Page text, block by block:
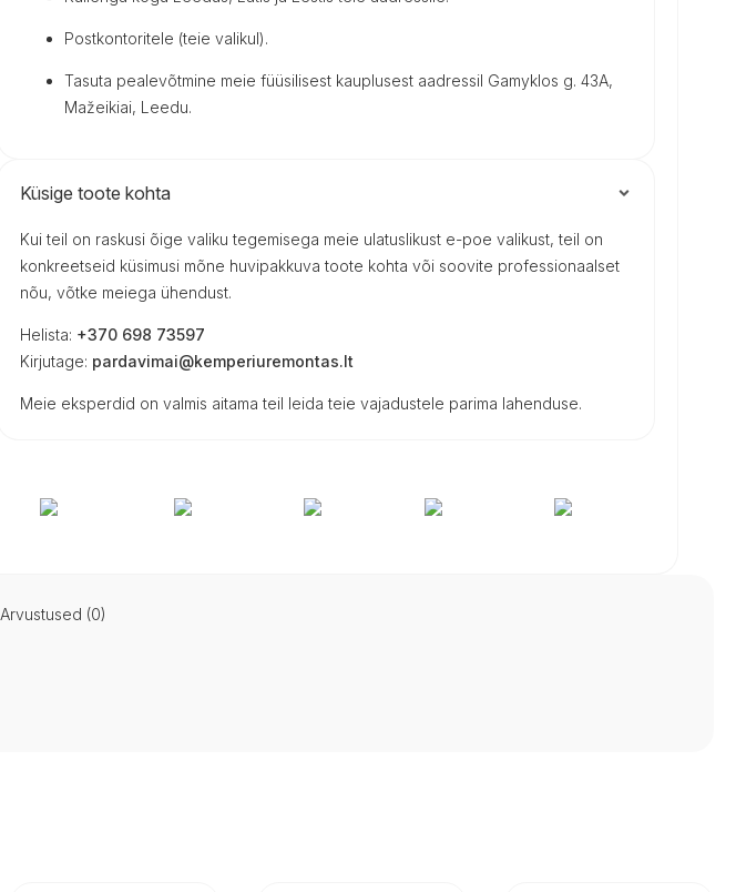
Postkontoritele (teie valikul).
Tasuta pealevõtmine meie füüsilisest kauplusest aadressil Gamyklos g. 43A,
Mažeikiai, Leedu.
Küsige toote kohta
Kui teil on raskusi õige valiku tegemisega meie ulatuslikust e-poe valikust, teil on
konkreetseid küsimusi mõne huvipakkuva toote kohta või soovite professionaalset
nõu, võtke meiega ühendust.
Helista: +370 698 73597
Kirjutage: pardavimai@kemperiuremontas.lt
Meie eksperdid on valmis aitama teil leida teie vajadustele parima lahenduse.
Arvustused (0)